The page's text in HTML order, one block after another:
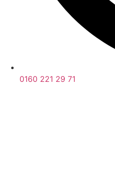
0160 221 29 71